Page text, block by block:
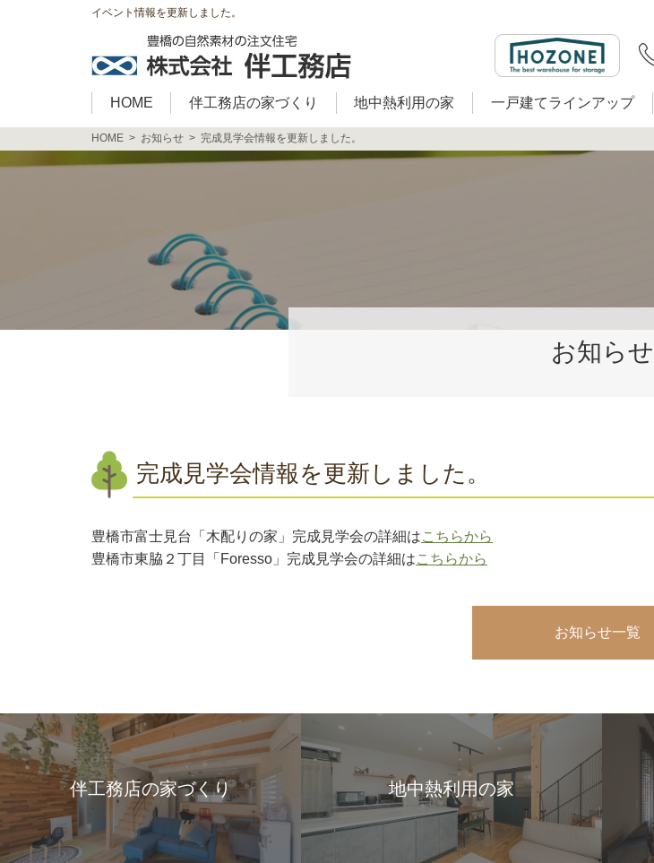
イベント情報を更新しました。
HOME 伴工務店の家づくり 地中熱利用の家 一戸建てラインアップ
HOME お知らせ 完成見学会情報を更新しました。
お知らせ
完成見学会情報を更新しました。
豊橋市富士見台「木配りの家」完成見学会の詳細はこちらから
豊橋市東脇２丁目「Foresso」完成見学会の詳細はこちらから
お知らせ一覧
伴工務店の家づくり 地中熱利用の家